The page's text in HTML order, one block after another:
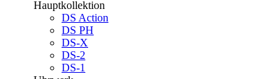
Hauptkollektion
DS Action
DS PH
DS-X
DS-2
DS-1